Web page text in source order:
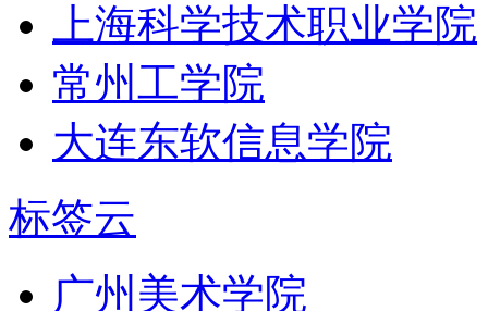
上海科学技术职业学院
常州工学院
大连东软信息学院
标签云
广州美术学院